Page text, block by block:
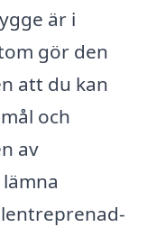
är i
gör den
att du kan
och
av